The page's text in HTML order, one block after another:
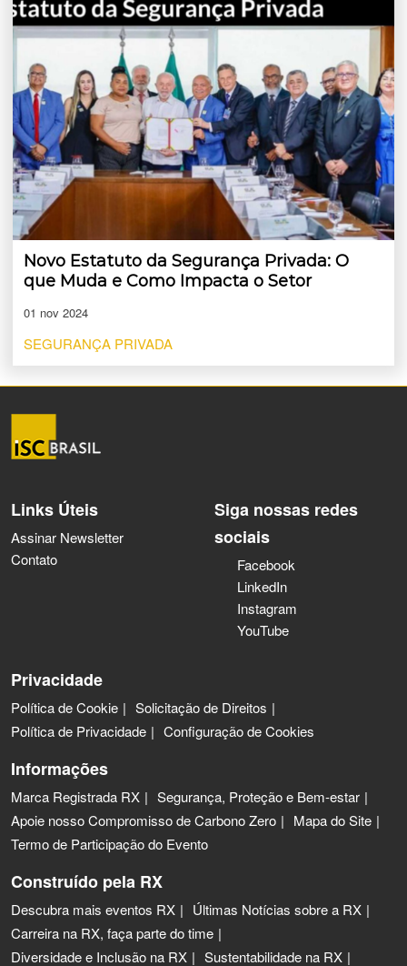
Novo Estatuto da Segurança Privada: O
que Muda e Como Impacta o Setor
01 nov 2024
SEGURANÇA PRIVADA
Links Úteis
Assinar Newsletter
Contato
Siga nossas redes
sociais
Facebook
LinkedIn
Instagram
YouTube
Privacidade
Política de Cookie
Solicitação de Direitos
Política de Privacidade
Configuração de Cookies
Informações
Marca Registrada RX
Segurança, Proteção e Bem-estar
Apoie nosso Compromisso de Carbono Zero
Mapa do Site
Termo de Participação do Evento
Construído pela RX
Descubra mais eventos RX
Últimas Notícias sobre a RX
Carreira na RX, faça parte do time
Diversidade e Inclusão na RX
Sustentabilidade na RX